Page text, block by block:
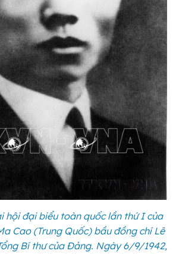
hội đại biểu toàn quốc lần thứ I của
Cao (Trung Quốc) bầu đồng chí Lê
Bí thư của Đảng. Ngày 6/9/1942,